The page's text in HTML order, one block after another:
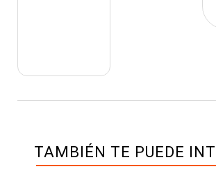
TAMBIÉN TE PUEDE